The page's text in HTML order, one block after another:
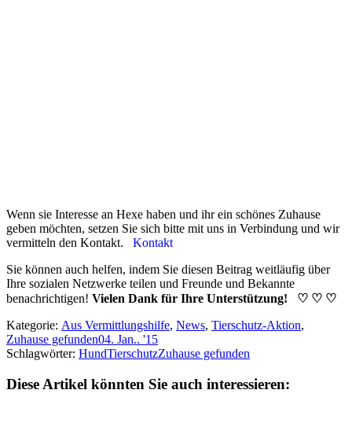
Wenn sie Interesse an Hexe haben und ihr ein schönes Zuhause
geben möchten, setzen Sie sich bitte mit uns in Verbindung und wir
vermitteln den Kontakt. Kontakt
Sie können auch helfen, indem Sie diesen Beitrag weitläufig über
Ihre sozialen Netzwerke teilen und Freunde und Bekannte
benachrichtigen! Vielen Dank für Ihre Unterstützung! ♡ ♡ ♡
Kategorie: Aus Vermittlungshilfe, News, Tierschutz-Aktion,
Zuhause gefunden04. Jan.. '15
Schlagwörter: HundTierschutzZuhause gefunden
Diese Artikel könnten Sie auch interessieren: